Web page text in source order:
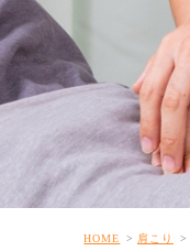
HOME 肩こり